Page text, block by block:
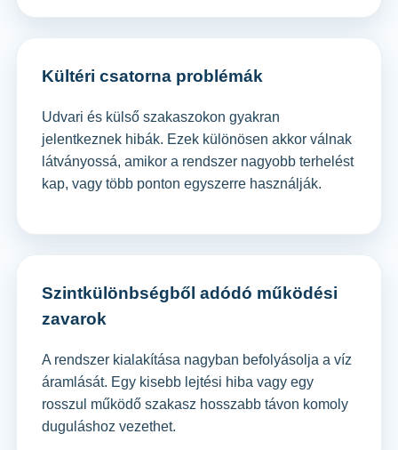
Kültéri csatorna problémák
Udvari és külső szakaszokon gyakran
jelentkeznek hibák. Ezek különösen akkor válnak
látványossá, amikor a rendszer nagyobb terhelést
kap, vagy több ponton egyszerre használják.
Szintkülönbségből adódó működési
zavarok
A rendszer kialakítása nagyban befolyásolja a víz
áramlását. Egy kisebb lejtési hiba vagy egy
rosszul működő szakasz hosszabb távon komoly
duguláshoz vezethet.